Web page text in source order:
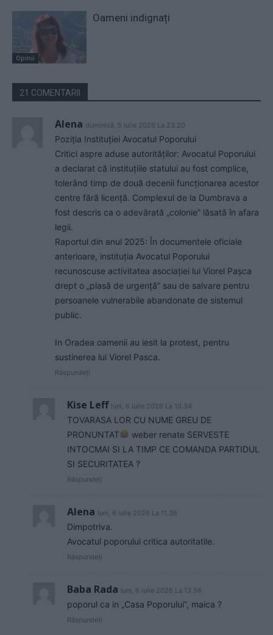
Opinii
Oameni indignați
21 COMENTARII
Alena duminică, 5 iulie 2026 La 23.20
Poziția Instituției Avocatul Poporului
Critici aspre aduse autorităților: Avocatul Poporului
a declarat că instituțiile statului au fost complice,
tolerând timp de două decenii funcționarea acestor
centre fără licență. Complexul de la Dumbrava a
fost descris ca o adevărată „colonie” lăsată în afara
legii.
Raportul din anul 2025: În documentele oficiale
anterioare, instituția Avocatul Poporului
recunoscuse activitatea asociației lui Viorel Pașca
drept o „plasă de urgență” sau de salvare pentru
persoanele vulnerabile abandonate de sistemul
public.
In Oradea oamenii au iesit la protest, pentru
sustinerea lui Viorel Pasca.
Răspundeți
Kise Leff luni, 6 iulie 2026 La 10.34
TOVARASA LOR CU NUME GREU DE
PRONUNTAT
weber renate SERVESTE
INTOCMAI SI LA TIMP CE COMANDA PARTIDUL
SI SECURITATEA ?
Răspundeți
Alena luni, 6 iulie 2026 La 11.36
Dimpotriva.
Avocatul poporului critica autoritatile.
Răspundeți
Baba Rada luni, 6 iulie 2026 La 13.56
poporul ca in „Casa Poporului”, maica ?
Răspundeți